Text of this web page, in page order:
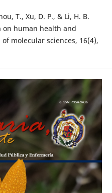
T., Xu, D. P., & Li, H. B.
on human health and
molecular sciences, 16(4),